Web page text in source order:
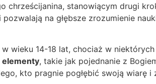
chrześcijanina, stanowiącym drugi
na głębsze zrozumienie
wieku 14-18 lat, chociaż w
elementy, takie jak pojednanie z
kto pragnie pogłębić swoją wiarę i